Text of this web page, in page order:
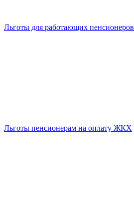
Льготы для работающих пенсионеров
Льготы пенсионерам на оплату ЖКХ